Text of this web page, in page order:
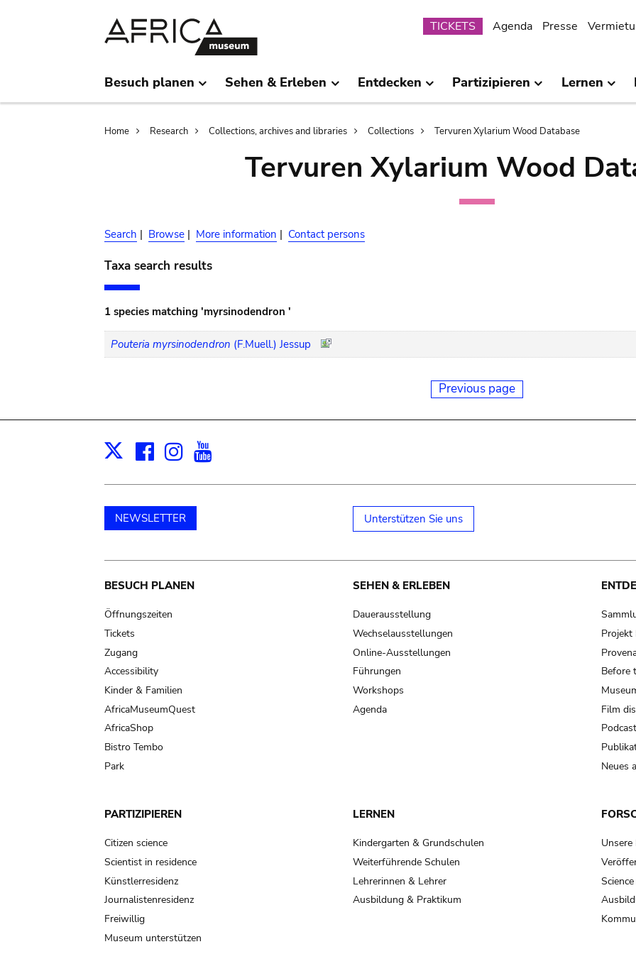
Submenu
TICKETS Agenda Presse
Besuch planen Sehen & Erleben Entdecken Partizipieren Lernen
Breadcrumb
Home Research Collections, archives and libraries Collections Tervuren Xylarium Wood Database
Tervuren Xylarium Wood
Search | Browse | More information | Contact persons
Taxa search results
1 species matching 'myrsinodendron '
Pouteria myrsinodendron (F.Muell.) Jessup
Previous page
X Facebook
Instagram
NEWSLETTER Unterstützen Sie uns
Main
navigation
BESUCH PLANEN
Öffnungszeiten
Tickets
Zugang
Accessibility
Kinder & Familien
AfricaMuseumQuest
AfricaShop
Bistro Tembo
Park
SEHEN & ERLEBEN
Dauerausstellung
Wechselausstellungen
Online-Ausstellungen
Führungen
Workshops
Agenda
Projekt
Before
Film
Neues
PARTIZIPIEREN
Citizen science
Scientist in residence
Künstlerresidenz
Journalistenresidenz
Freiwillig
Museum unterstützen
LERNEN
Kindergarten & Grundschulen
Weiterführende Schulen
Lehrerinnen & Lehrer
Ausbildung & Praktikum